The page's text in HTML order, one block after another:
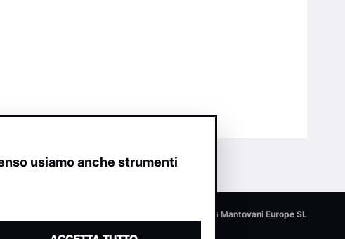
© 2026 Mantovani Europe SL
usiamo anche strumenti